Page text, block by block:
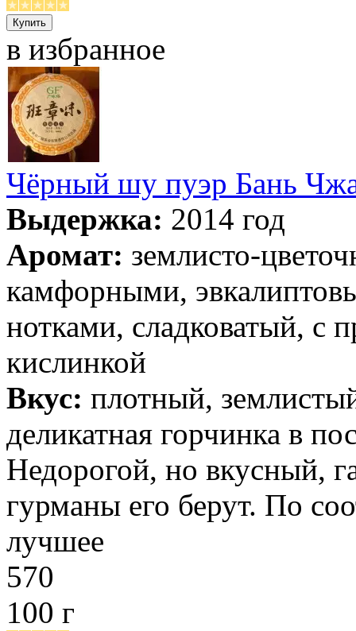
в избранное
Чёрный шу пуэр Бань
Выдержка: 2014 год
Аромат: землисто-
камфорными,
нотками, сладковатый, с
кислинкой
Вкус: плотный,
деликатная горчинка в
Недорогой, но вкусный,
гурманы его берут. По
лучшее
570
100 г